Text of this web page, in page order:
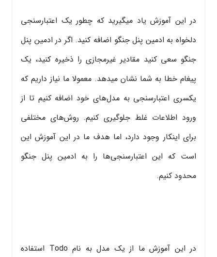
در این آموزش یاد میگیرید که چطور یک اعتبارسنجی
دلخواه به ادمین پنل جنگو اضافه کنید. اگر در ادمین پنل
جنگو سعی کنید مقادیر غیرمجازی را ذخیره کنید، یک
پیغام خطا به شما نشان میدهد. معمولا ما نیاز داریم که
یکسری اعتبارسنجی به مدل‌های خود اضافه کنیم تا از
ورود اطلاعات غلط جلوگیری کنیم. روش‌های مختلفی
برای اینکار وجود دارد، اما هدف ما در این آموزش این
است که این اعتبارسنجی‌ها را به ادمین پنل جنگو
محدود کنیم.
در این آموزش ما از یک مدل به نام Todo استفاده